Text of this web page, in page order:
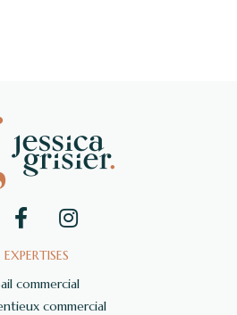
EXPERTISES
commercial
commercial